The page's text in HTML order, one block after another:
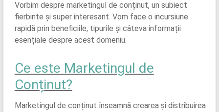
Vorbim despre marketingul de conținut, un subiect
fierbinte și super interesant. Vom face o incursiune
rapidă prin beneficiile, tipurile și câteva informații
esențiale despre acest domeniu.
Ce este Marketingul de
Conținut?
Marketingul de conținut înseamnă crearea și distribuirea